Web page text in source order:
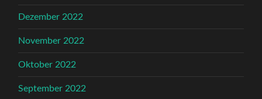
Dezember 2022
November 2022
Oktober 2022
September 2022